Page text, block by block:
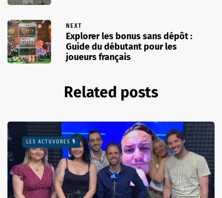
NEXT
Explorer les bonus sans dépôt :
Guide du débutant pour les
joueurs français
Related posts
LES ACTUVORES 🎙